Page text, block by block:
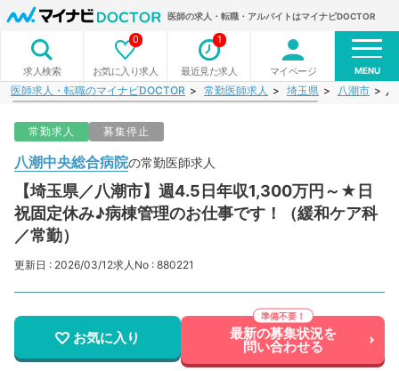
医師の求人・転職・アルバイトはマイナビDOCTOR
求人検索 お気に入り求人
0
最近見た求人
1
マイページ MENU
医師求人・転職のマイナビDOCTOR 常勤医師求人 埼玉県 八潮市
常勤求人 募集停止
八潮中央総合病院の常勤医師求人
【埼玉県／八潮市】週4.5日年収1,300万円～★日
祝固定休み♪病棟管理のお仕事です！（緩和ケア科
／常勤）
更新日 : 2026/03/12求人No : 880221
お気に入り 最新の募集状況を
問い合わせる